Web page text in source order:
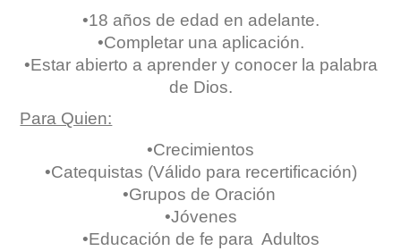
•18 años de edad en adelante.
•Completar una aplicación.
•Estar abierto a aprender y conocer la palabra
de Dios.
Para Quien:
•Crecimientos
•Catequistas (Válido para recertificación)
•Grupos de Oración
•Jóvenes
•Educación de fe para Adultos